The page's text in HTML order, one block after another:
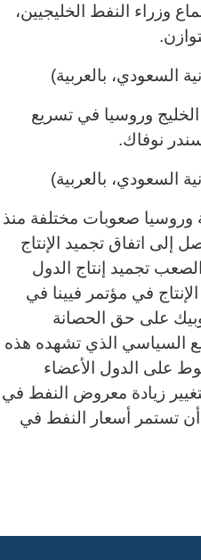
وزراء النفط الخليجيين،
.
السعودي، بالعربية)
وروسيا في تسريع
نوفاك.
السعودي، بالعربية)
وروسيا صعوبات مختلفة منذ
إلى اتفاق تجميد الإنتاج
تجميد إنتاج الدول
في مؤتمر فيينا في
ذلك، حصل 3 أعضاء من أوبيك على حق الحصانة
السياسي الذي تشهده هذه
على الدول الأعضاء
زيادة معروض النفط في
أن تستمر أسعار النفط في